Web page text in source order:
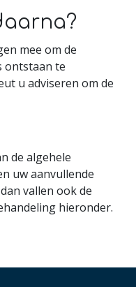
mee om de
ontstaan te
u adviseren om de
de algehele
uw aanvullende
vallen ook de
hieronder.